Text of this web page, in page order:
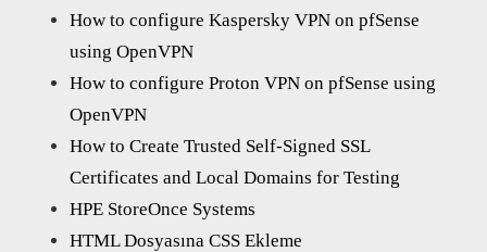
How to configure Kaspersky VPN on pfSense
using OpenVPN
How to configure Proton VPN on pfSense using
OpenVPN
How to Create Trusted Self-Signed SSL
Certificates and Local Domains for Testing
HPE StoreOnce Systems
HTML Dosyasına CSS Ekleme